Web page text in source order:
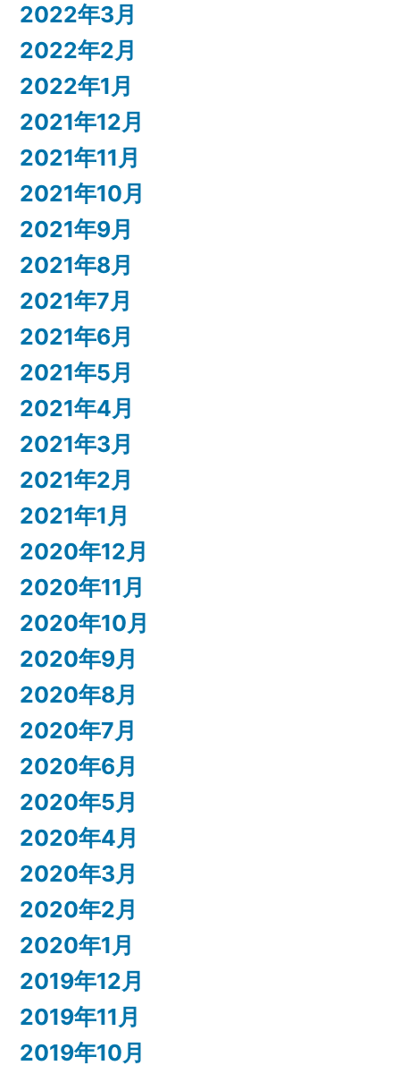
2022年3月
2022年2月
2022年1月
2021年12月
2021年11月
2021年10月
2021年9月
2021年8月
2021年7月
2021年6月
2021年5月
2021年4月
2021年3月
2021年2月
2021年1月
2020年12月
2020年11月
2020年10月
2020年9月
2020年8月
2020年7月
2020年6月
2020年5月
2020年4月
2020年3月
2020年2月
2020年1月
2019年12月
2019年11月
2019年10月